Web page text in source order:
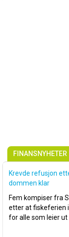
FINANSNYHETER
Krevde refusjon
dommen klar
Fem kompiser fra
etter at fiskeferien
for alle som leier ut